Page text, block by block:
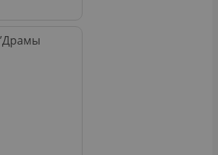
Драмы